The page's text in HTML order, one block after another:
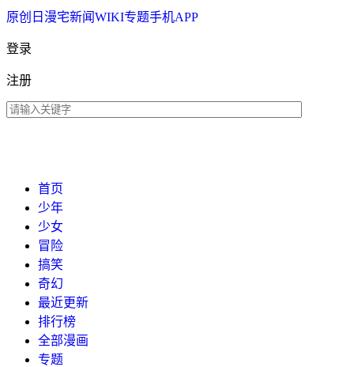
原创 日漫宅新闻WIKI专题手机APP
登录
注册
首页
少年
少女
冒险
搞笑
奇幻
最近更新
排行榜
全部漫画
专题